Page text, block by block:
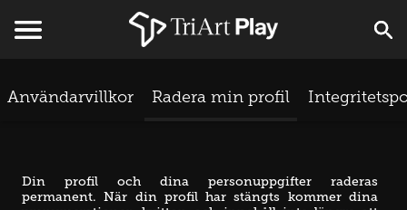
Användarvillkor Radera min profil
Din profil och dina personuppgifter raderas
permanent. När din profil har stängts kommer dina